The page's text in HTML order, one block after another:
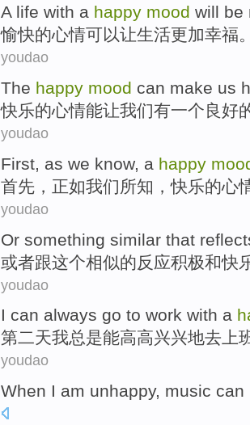
A life with a happy mood will be
愉快的心情可以让生活更加幸福
youdao
The happy mood can make us
快乐的心情能让我们有一个良好
youdao
First, as we know, a happy
首先 ， 正如我们所知 ，快乐的心
youdao
Or something similar that
或者跟这个相似的反应积极和快
youdao
I can always go to work with a
第二天我总是能高高兴兴地去 上
youdao
When I am unhappy, music can